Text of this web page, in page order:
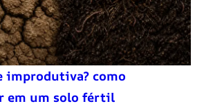
improdutiva? como
em um solo fértil